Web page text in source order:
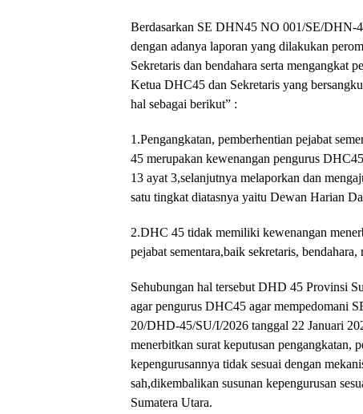
Berdasarkan SE DHN45 NO 001/SE/DHN-
dengan adanya laporan yang dilakukan
Sekretaris dan bendahara serta mengangkat
Ketua DHC45 dan Sekretaris yang
hal sebagai berikut” :
1.Pengangkatan, pemberhentian pejabat
45 merupakan kewenangan pengurus
13 ayat 3,selanjutnya melaporkan dan
satu tingkat diatasnya yaitu Dewan Harian
2.DHC 45 tidak memiliki kewenangan
pejabat sementara,baik sekretaris,
Sehubungan hal tersebut DHD 45 Provinsi
agar pengurus DHC45 agar mempedomani
20/DHD-45/SU/I/2026 tanggal 22 Januari
menerbitkan surat keputusan pengangkatan,
kepengurusannya tidak sesuai dengan
sah,dikembalikan susunan kepengurusan
Sumatera Utara.